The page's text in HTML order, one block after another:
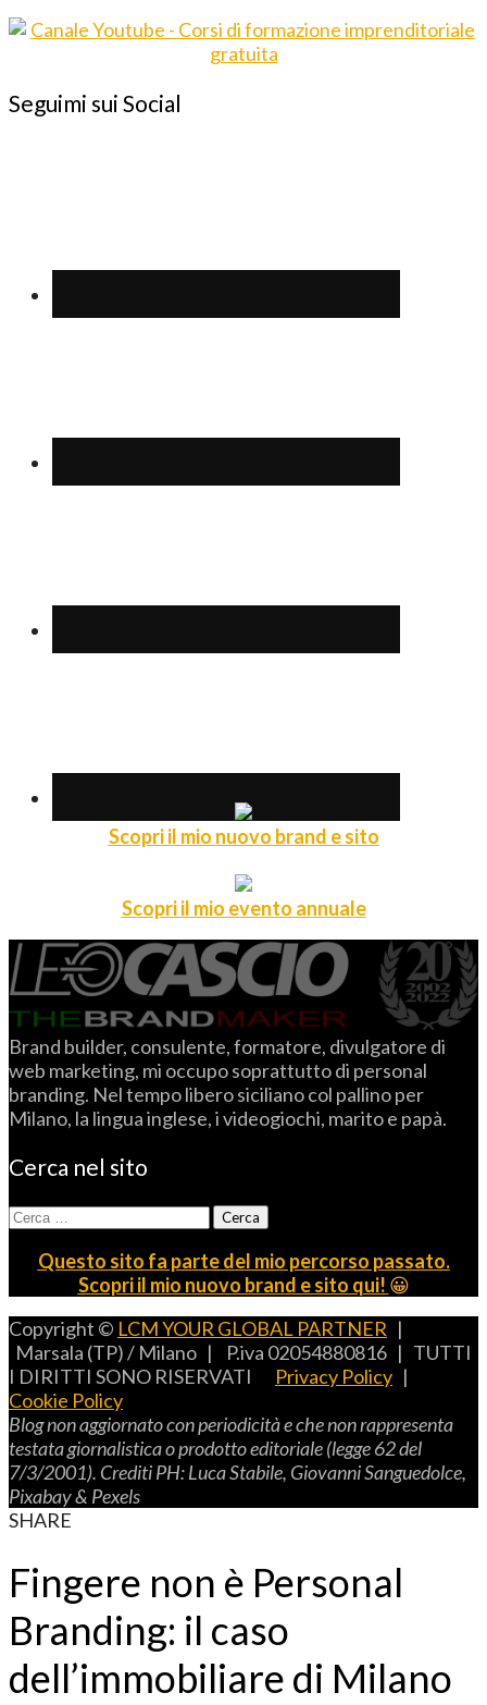
Seguimi sui Social
Scopri il mio nuovo brand e sito
Scopri il mio evento annuale
Brand builder, consulente, formatore, divulgatore di
web marketing, mi occupo soprattutto di personal
branding. Nel tempo libero siciliano col pallino per
Milano, la lingua inglese, i videogiochi, marito e papà.
Cerca nel sito
Ricerca
Questo sito fa parte del mio percorso passato.
Scopri il mio nuovo brand e sito qui! 😀
Copyright © LCM YOUR GLOBAL PARTNER |
Marsala (TP) / Milano | P.iva 02054880816 | TUTTI
I DIRITTI SONO RISERVATI Privacy Policy |
Cookie Policy
Blog non aggiornato con periodicità e che non rappresenta
testata giornalistica o prodotto editoriale (legge 62 del
7/3/2001). CreditiPH: LucaStabile, GiovanniSanguedolce,
Pixabay& Pexels
SHARE
Fingere non è Personal
Branding: il caso
dell’immobiliare di Milano